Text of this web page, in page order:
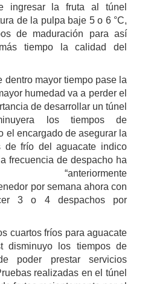
ingresar la fruta al túnel
de la pulpa baje 5 o 6 °C,
de maduración para así
tiempo la calidad del
dentro mayor tiempo pase la
humedad va a perder el
de desarrollar un túnel
los tiempos de
el encargado de asegurar la
de frío del aguacate indico
frecuencia de despacho ha
por semana ahora con
3 o 4 despachos por
cuartos fríos para aguacate
disminuyo los tiempos de
poder prestar servicios
realizadas en el túnel